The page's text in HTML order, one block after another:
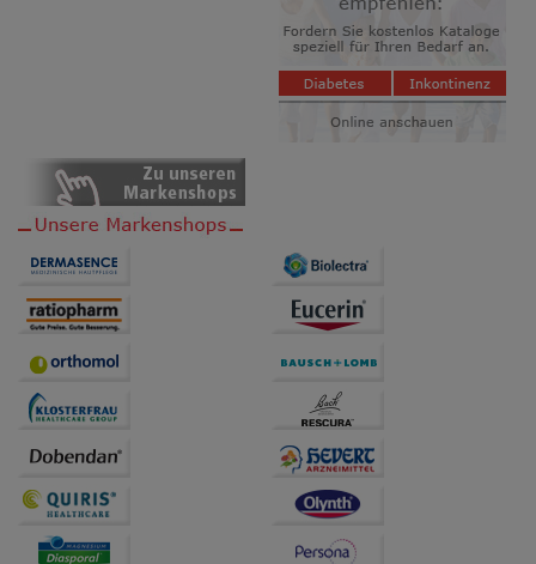
auf unserer Website aber auch die Werbung auf
Drittseiten möglichst relevant für Sie zu gestalten.
Bitte beachten Sie, dass Daten hierfür teilweise an
Dritte wie z.B. Google oder soziale Medien